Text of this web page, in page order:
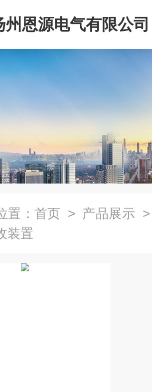
州恩源电气有限公司
置： 首页 > 产品展示
装置